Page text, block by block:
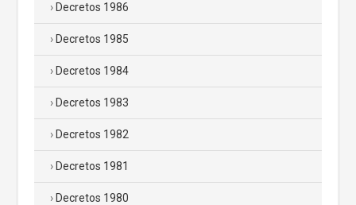
Decretos 1986
Decretos 1985
Decretos 1984
Decretos 1983
Decretos 1982
Decretos 1981
Decretos 1980